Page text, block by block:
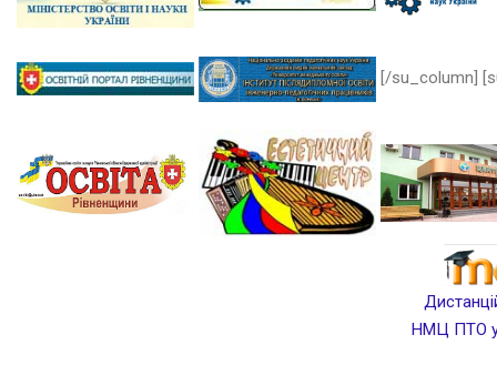
[/su_column]
НМЦ ПТО у